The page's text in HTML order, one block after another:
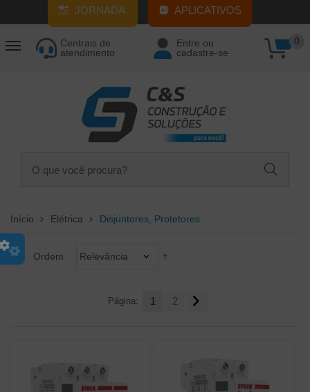
JORNADA APLICATIVOS
Centrais de
atendimento
Entre ou
cadastre-se
0
Início Elétrica Disjuntores, Protetores
Ordem Relevância
Página: 1 2